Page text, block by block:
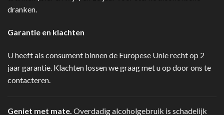
dranken.
Garantie en klachten
U heeft als consument binnen de Europese Unie recht op 2
jaar garantie. Klachten lossen we graag met u op door ons te
contacteren.
Geniet met mate. Overdadig alcoholgebruik is schadelijk